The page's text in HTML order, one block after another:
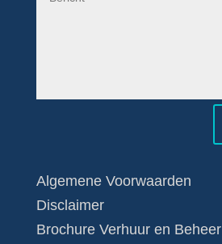
Algemene Voorwaarden
Disclaimer
Brochure Verhuur en Beheer